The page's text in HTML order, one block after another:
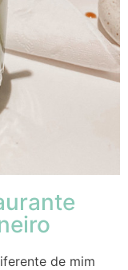
de mim